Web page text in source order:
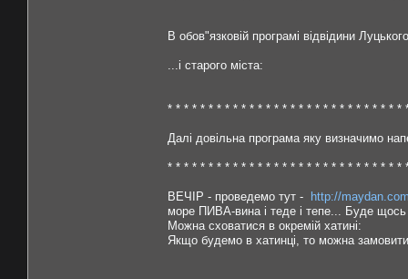
В обов"язковій програмі відвідини
...і старого міста:
* * * * * * * * * * * * * * * * * * * * * * * * * * * * *
Далі довільна програма яку визначимо
* * * * * * * * * * * * * * * * * * * * * * * * * * * * *
ВЕЧІР - проведемо тут - http://
море ПИВА-вина і теде і тепе... Буде щось
Можна сховатися в окремій хатині:
Якщо будемо в хатинці, то можна